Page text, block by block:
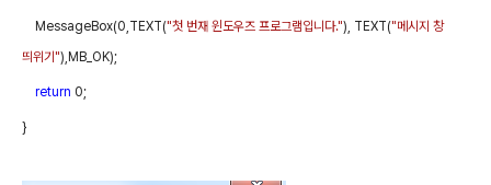
MessageBox(0,TEXT("첫 번재 윈도우즈 프로그램입니다."), TEXT("메시지 창
띄위기 "),MB_OK);
return 0;
}